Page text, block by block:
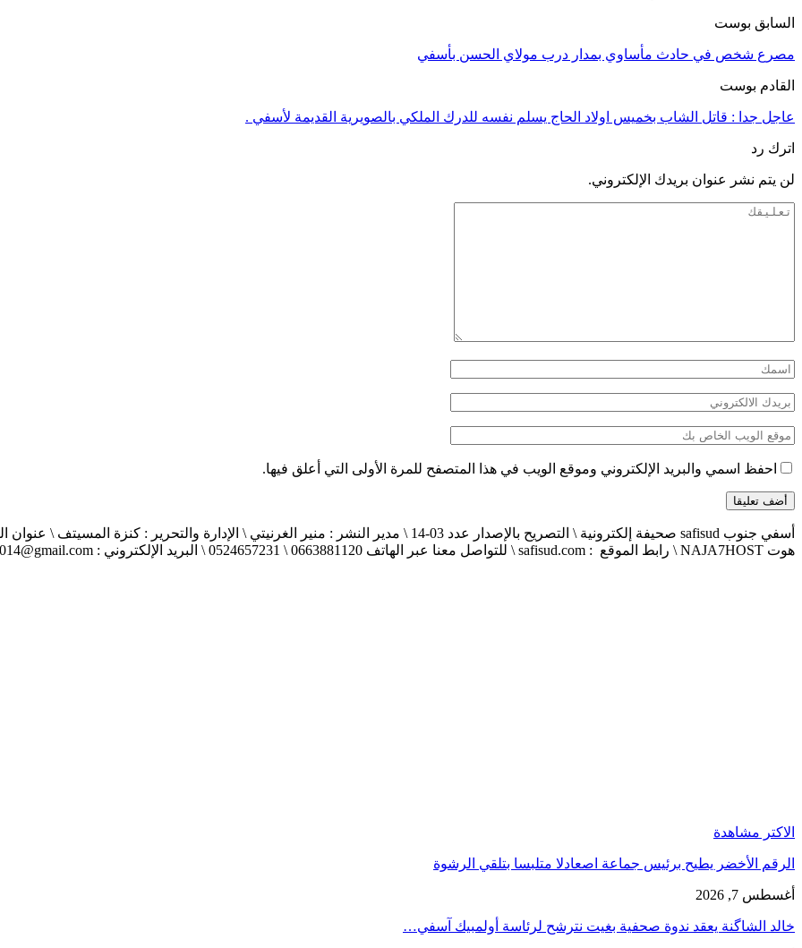
السابق بوست
مصرع شخص في حادث مأساوي بمدار درب مولاي الحسن بأسفي
القادم بوست
عاجل جدا : قاتل الشاب بخميس اولاد الحاج يسلم نفسه للدرك الملكي بالصويرية القديمة لأسفي .
اترك رد
لن يتم نشر عنوان بريدك الإلكتروني.
احفظ اسمي والبريد الإلكتروني وموقع الويب في هذا المتصفح للمرة الأولى التي أعلق فيها.
هوت NAJA7HOST \ رابط الموقع : safisud.com \ للتواصل معنا عبر الهاتف 0663881120 \ 0524657231 \ البريد الإلكتروني : safisud2014@gmail.com
الاكتر مشاهدة
الرقم الأخضر يطيح برئيس جماعة اصعادلا متلبسا بتلقي الرشوة
أغسطس 7, 2026
خالد الشاگنة يعقد ندوة صحفية بغيت نترشح لرئاسة أولمبيك آسفي…